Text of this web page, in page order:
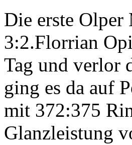
Die erste
3:2.Florrian
Tag und verlor
ging es da auf
mit 372:375
Glanzleistung